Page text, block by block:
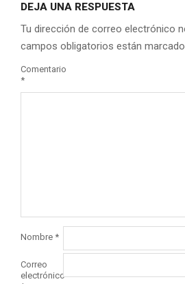
DEJA UNA RESPUESTA
Tu dirección de correo electrónico
campos obligatorios están
Comentario
*
Nombre *
Correo
electrónico